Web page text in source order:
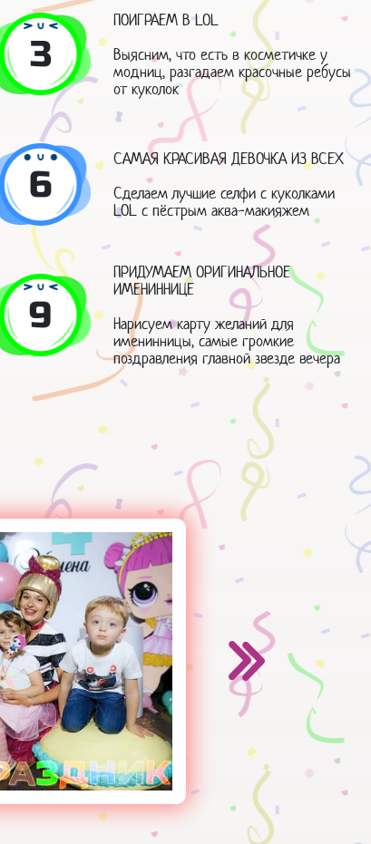
3
ПОИГРАЕМ В LOL
Выясним, что есть в косметичке у
модниц, разгадаем красочные ребусы
от куколок
6
САМАЯ КРАСИВАЯ ДЕВОЧКА ИЗ ВСЕХ
Сделаем лучшие селфи с куколками
LOL с пёстрым аква-макияжем
9
ПРИДУМАЕМ ОРИГИНАЛЬНОЕ
ИМЕНИННИЦЕ
Нарисуем карту желаний для
именинницы, самые громкие
поздравления главной звезде вечера